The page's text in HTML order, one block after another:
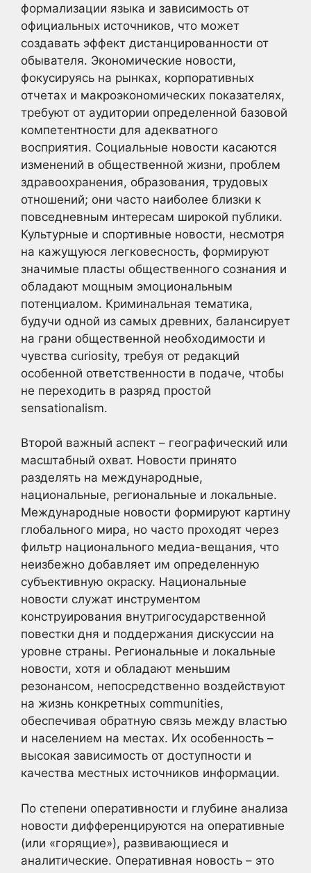
формализации языка и зависимость от
официальных источников, что может
создавать эффект дистанцированности от
обывателя. Экономические новости,
фокусируясь на рынках, корпоративных
отчетах и макроэкономических показателях,
требуют от аудитории определенной базовой
компетентности для адекватного
восприятия. Социальные новости касаются
изменений в общественной жизни, проблем
здравоохранения, образования, трудовых
отношений; они часто наиболее близки к
повседневным интересам широкой публики.
Культурные и спортивные новости, несмотря
на кажущуюся легковесность, формируют
значимые пласты общественного сознания и
обладают мощным эмоциональным
потенциалом. Криминальная тематика,
будучи одной из самых древних, балансирует
на грани общественной необходимости и
чувства curiosity, требуя от редакций
особенной ответственности в подаче, чтобы
не переходить в разряд простой
sensationalism.
Второй важный аспект – географический или
масштабный охват. Новости принято
разделять на международные,
национальные, региональные и локальные.
Международные новости формируют картину
глобального мира, но часто проходят через
фильтр национального медиа-вещания, что
неизбежно добавляет им определенную
субъективную окраску. Национальные
новости служат инструментом
конструирования внутригосударственной
повестки дня и поддержания дискуссии на
уровне страны. Региональные и локальные
новости, хотя и обладают меньшим
резонансом, непосредственно воздействуют
на жизнь конкретных communities,
обеспечивая обратную связь между властью
и населением на местах. Их особенность –
высокая зависимость от доступности и
качества местных источников информации.
По степени оперативности и глубине анализа
новости дифференцируются на оперативные
(или «горящие»), развивающиеся и
аналитические. Оперативная новость – это